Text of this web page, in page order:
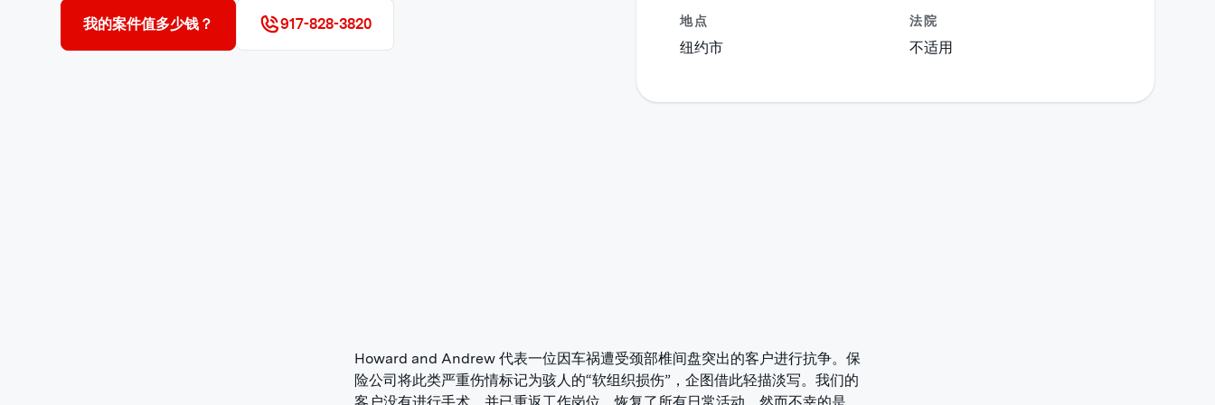
我的案件值多少钱？ 917-828-3820
地点
纽约市
法院
不适用
Howard and Andrew 代表一位因车祸遭受颈部椎间盘突出的客户进行抗争。保
险公司将此类严重伤情标记为骇人的“软组织损伤”，企图借此轻描淡写。我们的